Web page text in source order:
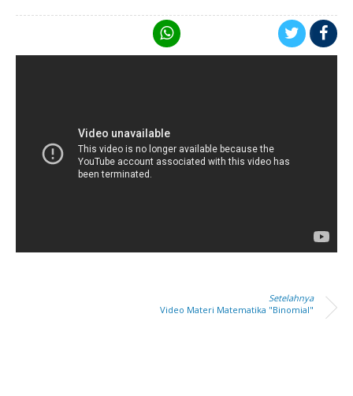
Setelahnya
Video Materi Matematika "Binomial"